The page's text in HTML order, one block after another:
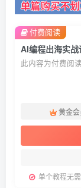
此内容为付费阅
黄金会
单个教程无
付费阅读